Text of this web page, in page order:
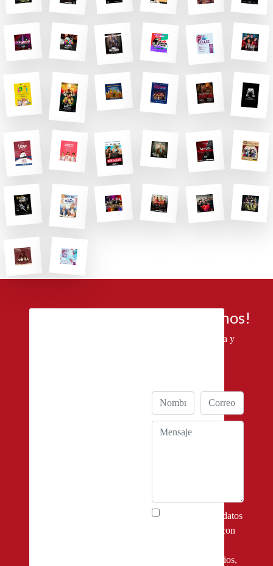
¡Contáctanos!
Déjanos tu consulta y
Acepto que mis datos
serán utilizados con
brindarme servicios,